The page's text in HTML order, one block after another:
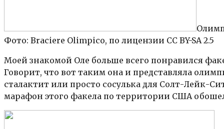
Фото: Braciere Olimpico, по лицензии CC BY-SA 2.5
Моей знакомой Оле больше всего понравился
Говорит, что вот таким она и представляла
сталактит или просто сосулька для Солт-Лейк-
марафон этого факела по территории США